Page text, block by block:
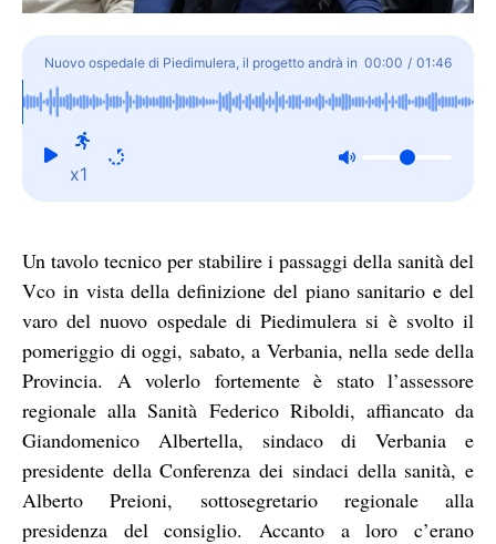
Nuovo ospedale di Piedimulera, il progetto andrà in
commissione regionale il 2 febbraio
00:00 / 01:46
x1
Un tavolo tecnico per stabilire i passaggi della sanità del
Vco in vista della definizione del piano sanitario e del
varo del nuovo ospedale di Piedimulera si è svolto il
pomeriggio di oggi, sabato, a Verbania, nella sede della
Provincia. A volerlo fortemente è stato l’assessore
regionale alla Sanità Federico Riboldi, affiancato da
Giandomenico Albertella, sindaco di Verbania e
presidente della Conferenza dei sindaci della sanità, e
Alberto Preioni, sottosegretario regionale alla
presidenza del consiglio. Accanto a loro c’erano